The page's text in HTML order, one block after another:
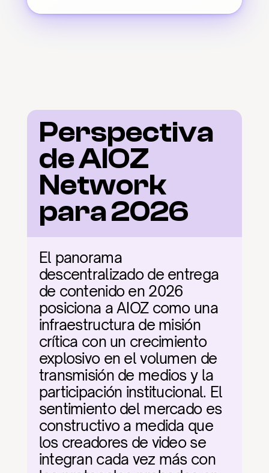
Perspectiva
de AIOZ
Network
para 2026
El panorama
descentralizado de entrega
de contenido en 2026
posiciona a AIOZ como una
infraestructura de misión
crítica con un crecimiento
explosivo en el volumen de
transmisión de medios y la
participación institucional. El
sentimiento del mercado es
constructivo a medida que
los creadores de video se
integran cada vez más con